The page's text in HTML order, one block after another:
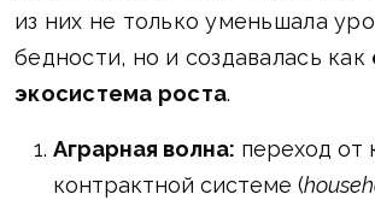
из них не только уменьшала
бедности, но и создавалась как
экосистема роста.
Аграрная волна: переход от
контрактной системе (